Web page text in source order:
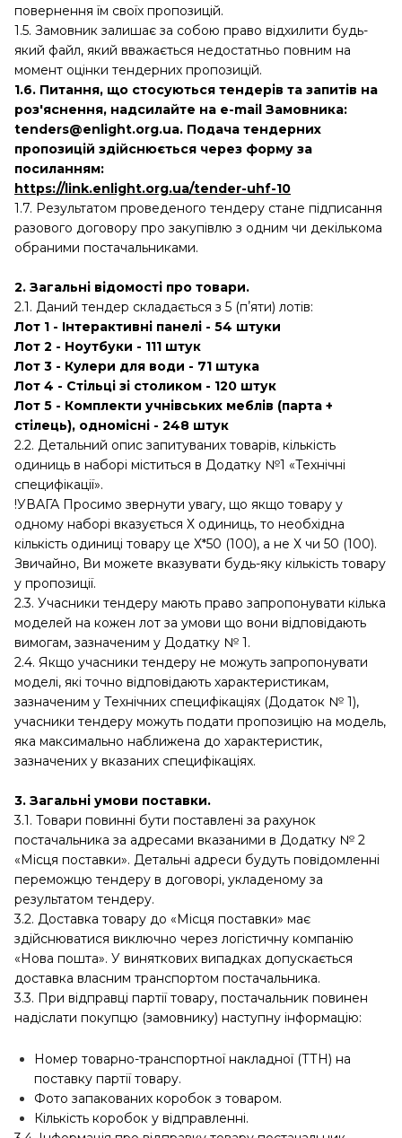
повернення їм своїх пропозицій.
1.5. Замовник залишає за собою право відхилити будь-
який файл, який вважається недостатньо повним на
момент оцінки тендерних пропозицій.
1.6. Питання, що стосуються тендерів та запитів на
роз'яснення, надсилайте на e-mail Замовника:
tenders@enlight.org.ua. Подача тендерних
пропозицій здійснюється через форму за
посиланням:
https://link.enlight.org.ua/tender-uhf-10
1.7. Результатом проведеного тендеру стане підписання
разового договору про закупівлю з одним чи декількома
обраними постачальниками.
2. Загальні відомості про товари.
2.1. Даний тендер складається з 5 (пʼяти) лотів:
Лот 1 - Інтерактивні панелі - 54 штуки
Лот 2 - Ноутбуки - 111 штук
Лот 3 - Кулери для води - 71 штука
Лот 4 - Стільці зі столиком - 120 штук
Лот 5 - Комплекти учнівських меблів (парта +
стілець), одномісні - 248 штук
2.2. Детальний опис запитуваних товарів, кількість
одиниць в наборі міститься в Додатку №1 «Технічні
специфікації».
!УВАГА Просимо звернути увагу, що якщо товару у
одному наборі вказується Х одиниць, то необхідна
кількість одиниці товару це Х*50 (100), а не Х чи 50 (100).
Звичайно, Ви можете вказувати будь-яку кількість товару
у пропозиції.
2.3. Учасники тендеру мають право запропонувати кілька
моделей на кожен лот за умови що вони відповідають
вимогам, зазначеним у Додатку № 1.
2.4. Якщо учасники тендеру не можуть запропонувати
моделі, які точно відповідають характеристикам,
зазначеним у Технічних специфікаціях (Додаток № 1),
учасники тендеру можуть подати пропозицію на модель,
яка максимально наближена до характеристик,
зазначених у вказаних специфікаціях.
3. Загальні умови поставки.
3.1. Товари повинні бути поставлені за рахунок
постачальника за адресами вказаними в Додатку № 2
«Місця поставки». Детальні адреси будуть повідомленні
переможцю тендеру в договорі, укладеному за
результатом тендеру.
3.2. Доставка товару до «Місця поставки» має
здійснюватися виключно через логістичну компанію
«Нова пошта». У виняткових випадках допускається
доставка власним транспортом постачальника.
3.3. При відправці партії товару, постачальник повинен
надіслати покупцю (замовнику) наступну інформацію:
Номер товарно-транспортної накладної (ТТН) на
поставку партії товару.
Фото запакованих коробок з товаром.
Кількість коробок у відправленні.